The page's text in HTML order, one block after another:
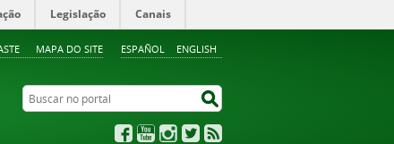
ESPAÑOL ENGLISH
MAPA DO SITE
Legislação Canais
Buscar no portal
FacebookYouTubeInstagram
Twitter